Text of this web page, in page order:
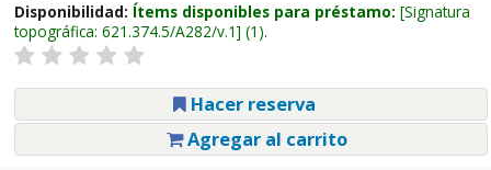
Disponibilidad: Ítems disponibles para préstamo: Signatura
topográfica: 621.374.5/A282/v.1 (1).
Hacer reserva
Agregar al carrito